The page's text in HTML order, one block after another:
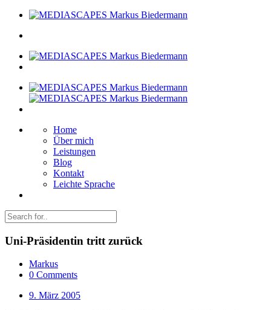
Home
Über mich
Leistungen
Blog
Kontakt
Leichte Sprache
Uni-Präsidentin tritt zurück
Markus
0 Comments
9. März 2005